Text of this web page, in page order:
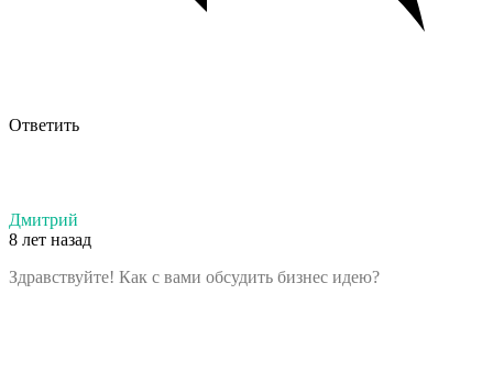
Ответить
Дмитрий
8 лет назад
Здравствуйте! Как с вами обсудить бизнес идею?